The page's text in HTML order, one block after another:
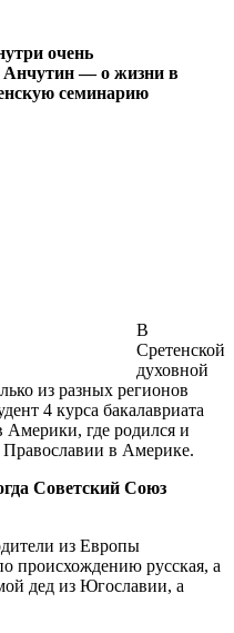
очень
Анчутин — о жизни в
семинарию
В
Сретенской
духовной
из разных регионов
4 курса бакалавриата
где родился и
Православии в Америке.
Советский Союз
из Европы
происхождению русская, а
дед из Югославии, а